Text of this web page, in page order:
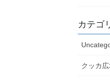
カテゴ
クッカ